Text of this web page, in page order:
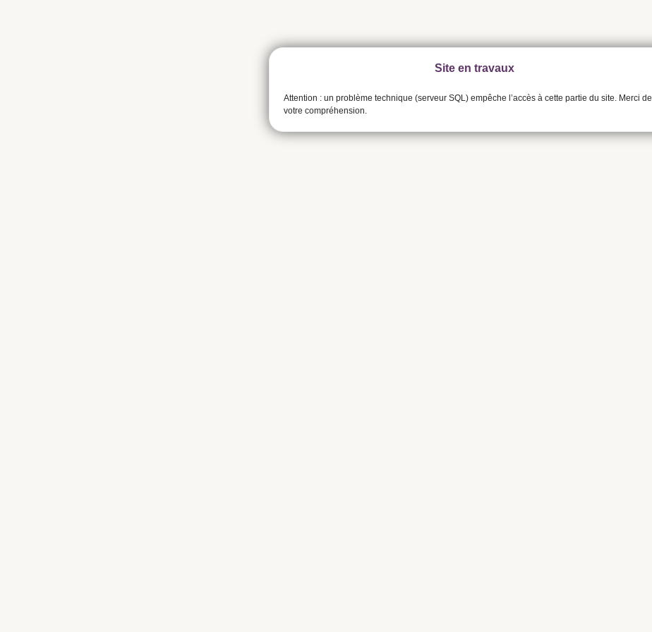
Site en travaux
Attention : un problème technique (serveur SQL) empêche l’accès à cette partie du site. Merci de
votre compréhension.